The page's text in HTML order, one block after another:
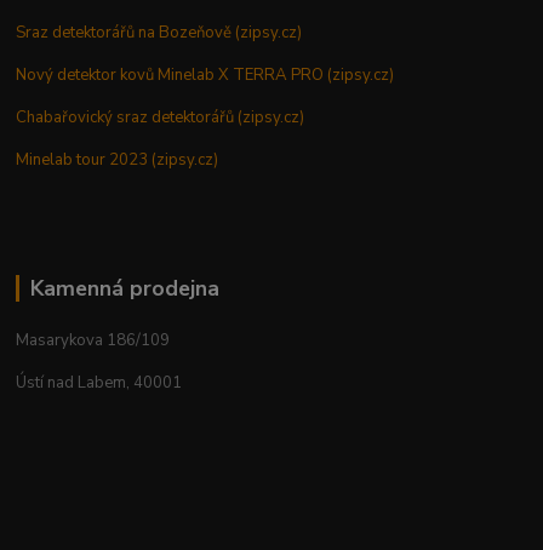
Sraz detektorářů na Bozeňově (zipsy.cz)
Nový detektor kovů Minelab X TERRA PRO (zipsy.cz)
Chabařovický sraz detektorářů (zipsy.cz)
Minelab tour 2023 (zipsy.cz)
Kamenná prodejna
Masarykova 186/109
Ústí nad Labem, 40001